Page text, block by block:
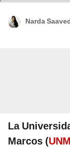
Narda
La
Marcos (